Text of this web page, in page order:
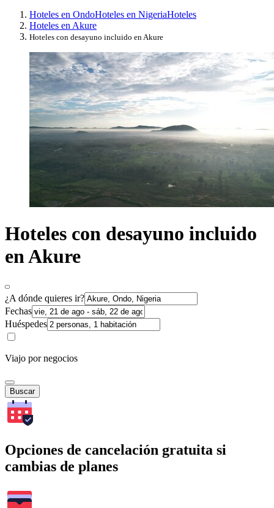
Hoteles en OndoHoteles en NigeriaHoteles
Hoteles en Akure
Hoteles con desayuno incluido en Akure
Hoteles con desayuno incluido
en Akure
¿A dónde quieres ir?
Fechas
Huéspedes
Viajo por negocios
Buscar
Opciones de cancelación gratuita si
cambias de planes